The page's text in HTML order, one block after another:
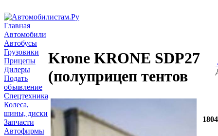
Главная
Автомобили
Автобусы
Грузовики
Прицепы
Дилеры
Подать
объявление
Спецтехника
Колеса,
шины, диски
Запчасти
Автофирмы
Krone KRONE SDP27
(полуприцеп тентов